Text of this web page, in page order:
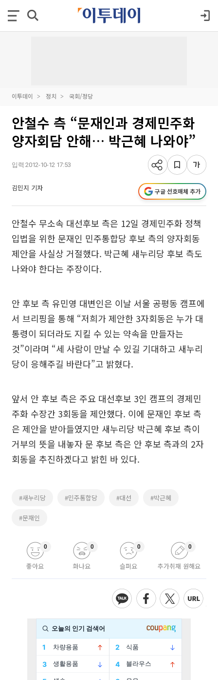
이투데이 정치 국회/정당
안철수 측 “문재인과 경제민주화
양자회담 안해… 박근혜 나와야”
입력 2012-10-12 17:53
김민지 기자 구글 선호매체 추가
안철수 무소속 대선후보 측은 12일 경제민주화 정책
입법을 위한 문재인 민주통합당 후보 측의 양자회동
제안을 사실상 거절했다. 박근혜 새누리당 후보 측도
나와야 한다는 주장이다.
안 후보 측 유민영 대변인은 이날 서울 공평동 캠프에
서 브리핑을 통해 “저희가 제안한 3자회동은 누가 대
통령이 되더라도 지킬 수 있는 약속을 만들자는
것”이라며 “세 사람이 만날 수 있길 기대하고 새누리
당이 응해주길 바란다”고 밝혔다.
앞서 안 후보 측은 주요 대선후보 3인 캠프의 경제민
주화 수장간 3회동을 제안했다. 이에 문재인 후보 측
은 제안을 받아들였지만 새누리당 박근혜 후보 측이
거부의 뜻을 내놓자 문 후보 측은 안 후보 측과의 2자
회동을 추진하겠다고 밝힌 바 있다.
#새누리당 #민주통합당 #대선 #박근혜
#문재인
좋아요
0
화나요
0
슬퍼요
0
추가취재 원해요
0